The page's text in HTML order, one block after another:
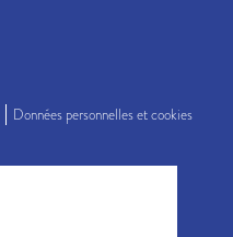
Données personnelles et cookies